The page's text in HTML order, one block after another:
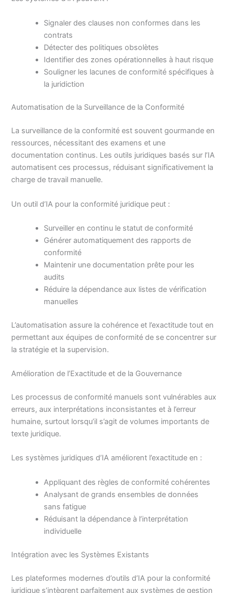
Signaler des clauses non conformes dans les
contrats
Détecter des politiques obsolètes
Identifier des zones opérationnelles à haut risque
Souligner les lacunes de conformité spécifiques à
la juridiction
Automatisation de la Surveillance de la Conformité
La surveillance de la conformité est souvent gourmande en
ressources, nécessitant des examens et une
documentation continus. Les outils juridiques basés sur l’IA
automatisent ces processus, réduisant significativement la
charge de travail manuelle.
Un outil d’IA pour la conformité juridique peut :
Surveiller en continu le statut de conformité
Générer automatiquement des rapports de
conformité
Maintenir une documentation prête pour les
audits
Réduire la dépendance aux listes de vérification
manuelles
L’automatisation assure la cohérence et l’exactitude tout en
permettant aux équipes de conformité de se concentrer sur
la stratégie et la supervision.
Amélioration de l’Exactitude et de la Gouvernance
Les processus de conformité manuels sont vulnérables aux
erreurs, aux interprétations inconsistantes et à l’erreur
humaine, surtout lorsqu’il s’agit de volumes importants de
texte juridique.
Les systèmes juridiques d’IA améliorent l’exactitude en :
Appliquant des règles de conformité cohérentes
Analysant de grands ensembles de données
sans fatigue
Réduisant la dépendance à l’interprétation
individuelle
Intégration avec les Systèmes Existants
Les plateformes modernes d’outils d’IA pour la conformité
juridique s’intègrent parfaitement aux systèmes de gestion